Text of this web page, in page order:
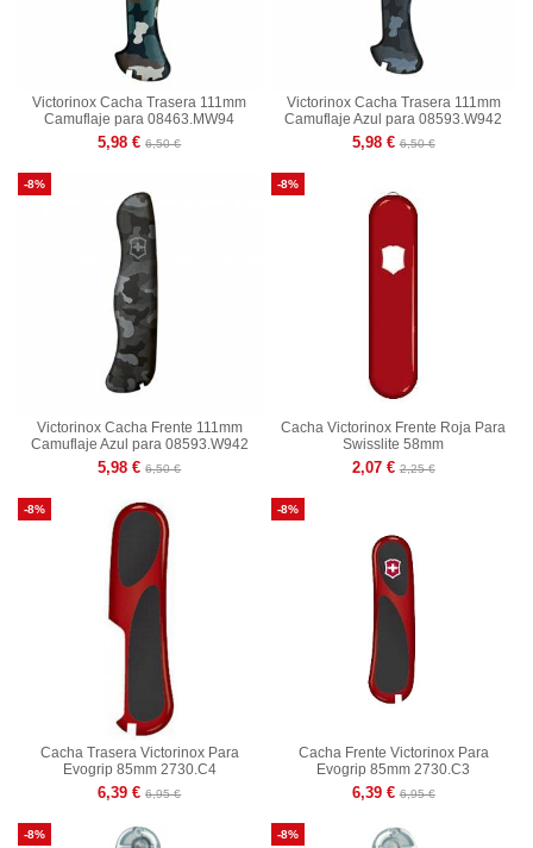
Victorinox Cacha Trasera 111mm
Camuflaje para 08463.MW94
5,98 € 6,50 €
Victorinox Cacha Trasera 111mm
Camuflaje Azul para 08593.W942
5,98 € 6,50 €
-8%
Victorinox Cacha Frente 111mm
Camuflaje Azul para 08593.W942
5,98 € 6,50 €
-8%
Cacha Victorinox Frente Roja Para
Swisslite 58mm
2,07 € 2,25 €
-8%
Cacha Trasera Victorinox Para
Evogrip 85mm 2730.C4
6,39 € 6,95 €
-8%
Cacha Frente Victorinox Para
Evogrip 85mm 2730.C3
6,39 € 6,95 €
-8% -8%